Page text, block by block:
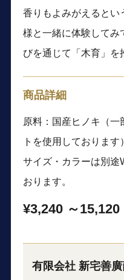
香りもよみがえるとい
様と一緒に体験してみ
びを通じて「木育」を
商品詳細
原料：国産ヒノキ（
トを使用しております）
サイズ・カラーは別途
おります。
¥3,240 ～15,120
有限会社 新宅善